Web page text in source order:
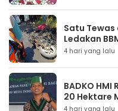
Satu
Ledakan
4 hari yang lalu
BADKO
20 Hektare
4 hari yang lalu